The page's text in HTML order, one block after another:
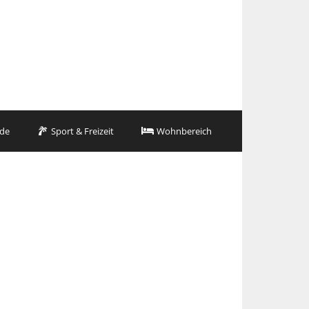
Sport & Freizeit Wohnbereich